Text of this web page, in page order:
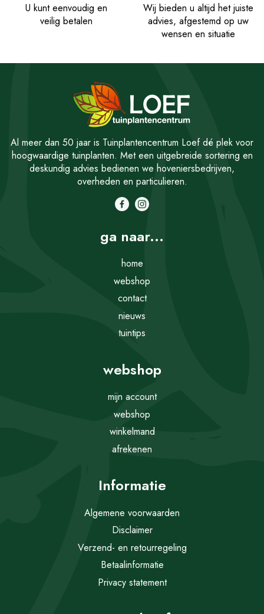
U kunt eenvoudig en
veilig betalen
Wij bieden u altijd het juiste
advies, afgestemd op uw
wensen en situatie
Al meer dan 50 jaar is Tuinplantencentrum Loef dé plek voor
hoogwaardige tuinplanten. Met een uitgebreide sortering en
deskundig advies bedienen we hoveniersbedrijven,
overheden en particulieren.
ga naar...
home
webshop
contact
nieuws
tuintips
webshop
mijn account
webshop
winkelmand
afrekenen
Informatie
Algemene voorwaarden
Disclaimer
Verzend- en retourregeling
Betaalinformatie
Privacy statement